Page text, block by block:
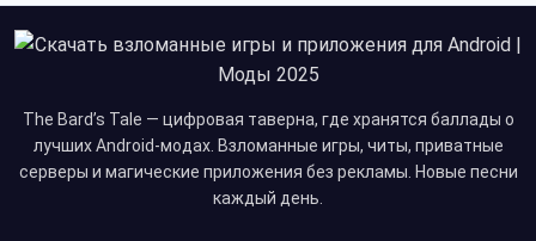
The Bard’s Tale — цифровая таверна, где хранятся баллады о
лучших Android-модах. Взломанные игры, читы, приватные
серверы и магические приложения без рекламы. Новые песни
каждый день.